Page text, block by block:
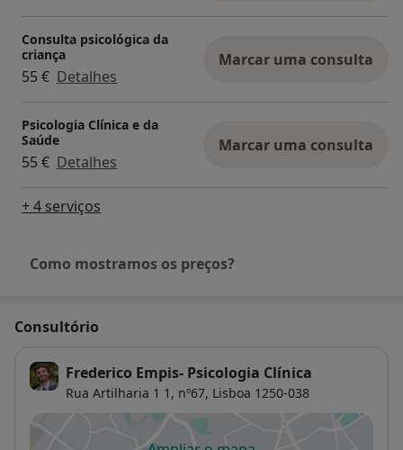
Consulta psicológica da
criança
55 € Detalhes
Marcar uma consulta
Psicologia Clínica e da
Saúde
55 € Detalhes
Marcar uma consulta
+ 4 serviços
Como mostramos os preços?
Consultório
Frederico Empis- Psicologia Clínica
Rua Artilharia 1 1, nº67, Lisboa 1250-038